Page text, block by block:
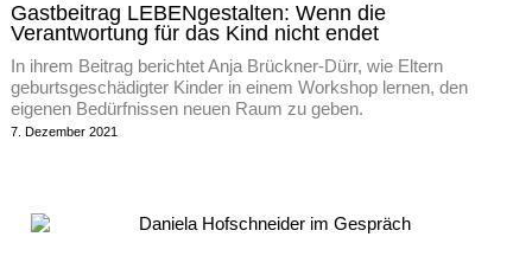
Gastbeitrag LEBENgestalten: Wenn die
Verantwortung für das Kind nicht endet
In ihrem Beitrag berichtet Anja Brückner-Dürr, wie Eltern
geburtsgeschädigter Kinder in einem Workshop lernen, den
eigenen Bedürfnissen neuen Raum zu geben.
7. Dezember 2021